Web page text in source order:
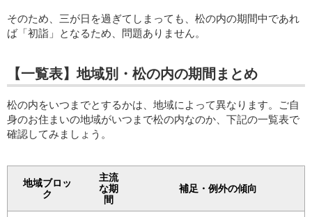
そのため、三が日を過ぎてしまっても、松の内の期間中であれ
ば「初詣」となるため、問題ありません。
【一覧表】地域別・松の内の期間まとめ
松の内をいつまでとするかは、地域によって異なります。ご自
身のお住まいの地域がいつまで松の内なのか、下記の一覧表で
確認してみましょう。
地域ブロッ
ク
主流
な期
間
補足・例外の傾向